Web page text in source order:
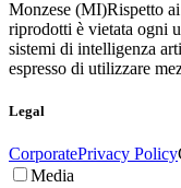
Monzese (MI)Rispetto
riprodotti è vietata ogni
sistemi di intelligenza
espresso di utilizzare
Legal
CorporatePrivacy Policy
Media